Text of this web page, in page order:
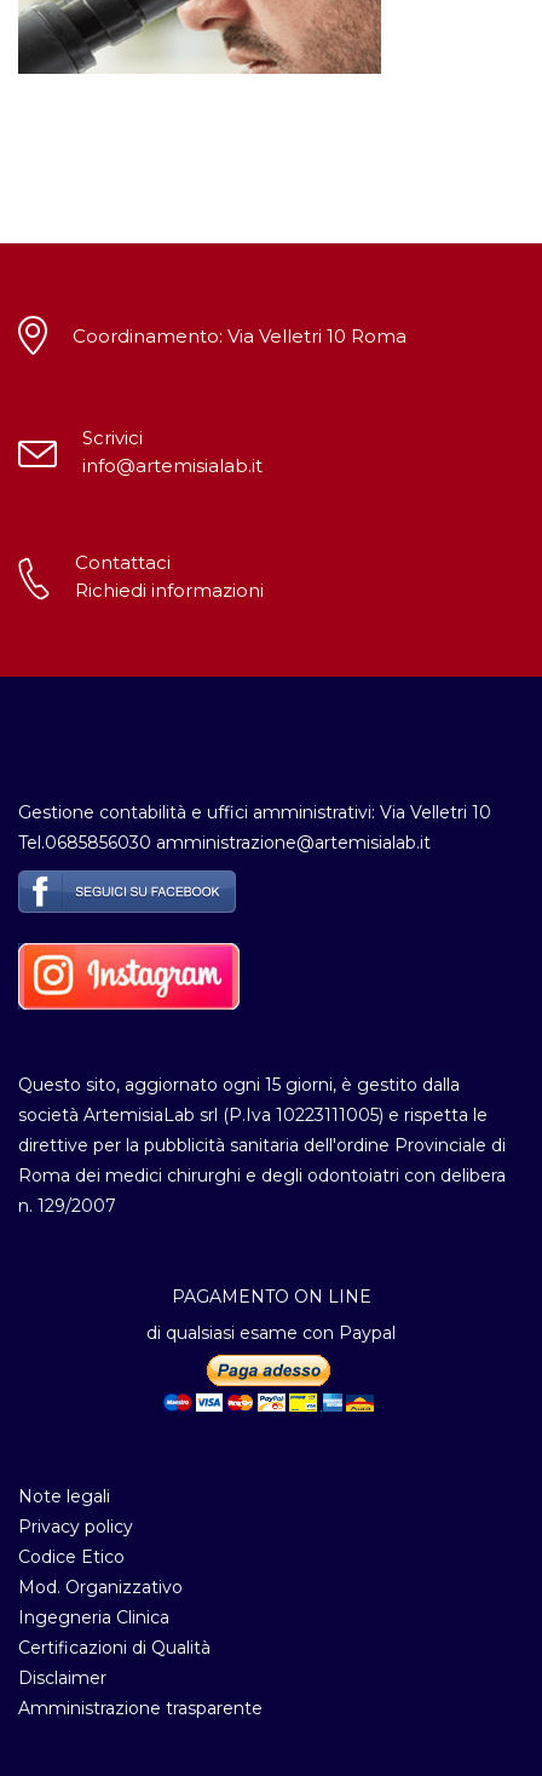
Coordinamento: Via Velletri 10 Roma
Scrivici
info@artemisialab.it
Contattaci
Richiedi informazioni
Gestione contabilità e uffici amministrativi: Via Velletri 10
Tel.0685856030 amministrazione@artemisialab.it
Questo sito, aggiornato ogni 15 giorni, è gestito dalla
società ArtemisiaLab srl (P.Iva 10223111005) e rispetta le
direttive per la pubblicità sanitaria dell'ordine Provinciale di
Roma dei medici chirurghi e degli odontoiatri con delibera
n. 129/2007
PAGAMENTO ON LINE
di qualsiasi esame con Paypal
Note legali
Privacy policy
Codice Etico
Mod. Organizzativo
Ingegneria Clinica
Certificazioni di Qualità
Disclaimer
Amministrazione trasparente